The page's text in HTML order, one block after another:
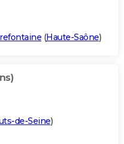
(Haute-Saône)
de-Seine)